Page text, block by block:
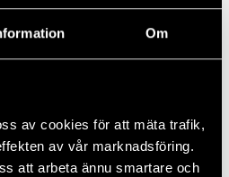
Om
av cookies för att mäta trafik,
av vår marknadsföring.
att arbeta ännu smartare och
.